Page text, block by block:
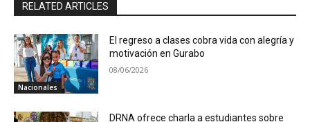
RELATED ARTICLES
Nacionales
El regreso a clases cobra vida con alegría y
motivación en Gurabo
08/06/2026
DRNA ofrece charla a estudiantes sobre